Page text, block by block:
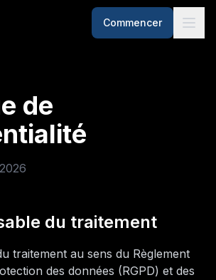
Commencer
de
du traitement
traitement au sens du Règlement
des données (RGPD) et des